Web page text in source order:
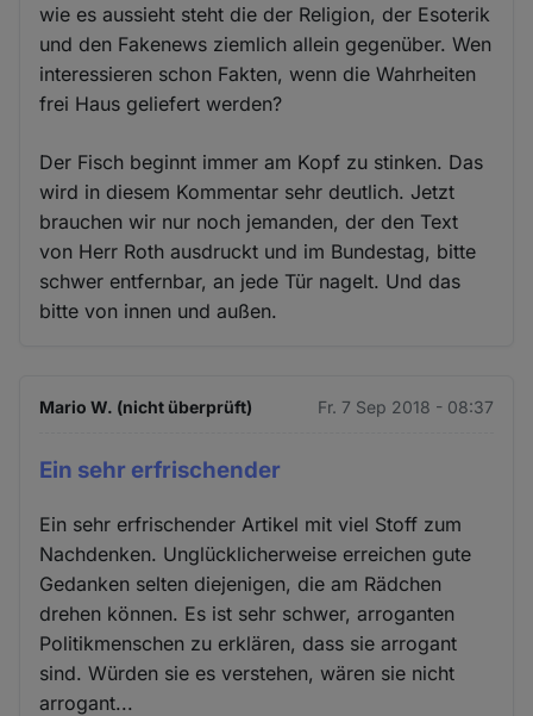
wie es aussieht steht die der Religion, der Esoterik
und den Fakenews ziemlich allein gegenüber. Wen
interessieren schon Fakten, wenn die Wahrheiten
frei Haus geliefert werden?
Der Fisch beginnt immer am Kopf zu stinken. Das
wird in diesem Kommentar sehr deutlich. Jetzt
brauchen wir nur noch jemanden, der den Text
von Herr Roth ausdruckt und im Bundestag, bitte
schwer entfernbar, an jede Tür nagelt. Und das
bitte von innen und außen.
Mario W. (nicht überprüft) Fr. 7 Sep 2018 - 08:37
Ein sehr erfrischender
Ein sehr erfrischender Artikel mit viel Stoff zum
Nachdenken. Unglücklicherweise erreichen gute
Gedanken selten diejenigen, die am Rädchen
drehen können. Es ist sehr schwer, arroganten
Politikmenschen zu erklären, dass sie arrogant
sind. Würden sie es verstehen, wären sie nicht
arrogant...